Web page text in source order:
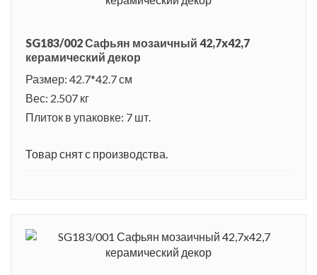
SG183/002 Сафьян мозаичный 42,7x42,7
керамический декор
Размер: 42.7*42.7 см
Вес: 2.507 кг
Плиток в упаковке: 7 шт.
Товар снят с производства.